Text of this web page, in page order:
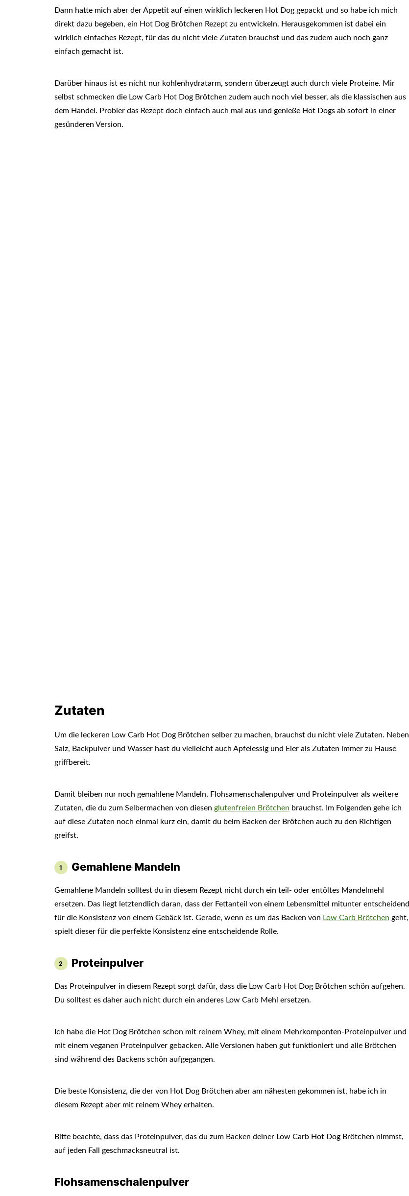
Dann hatte mich aber der Appetit auf einen wirklich leckeren Hot Dog gepackt und so habe ich mich
direkt dazu begeben, ein Hot Dog Brötchen Rezept zu entwickeln. Herausgekommen ist dabei ein
wirklich einfaches Rezept, für das du nicht viele Zutaten brauchst und das zudem auch noch ganz
einfach gemacht ist.
Darüber hinaus ist es nicht nur kohlenhydratarm, sondern überzeugt auch durch viele Proteine. Mir
selbst schmecken die Low Carb Hot Dog Brötchen zudem auch noch viel besser, als die klassischen aus
dem Handel. Probier das Rezept doch einfach auch mal aus und genieße Hot Dogs ab sofort in einer
gesünderen Version.
Zutaten
Um die leckeren Low Carb Hot Dog Brötchen selber zu machen, brauchst du nicht viele Zutaten. Neben
Salz, Backpulver und Wasser hast du vielleicht auch Apfelessig und Eier als Zutaten immer zu Hause
griffbereit.
Damit bleiben nur noch gemahlene Mandeln, Flohsamenschalenpulver und Proteinpulver als weitere
Zutaten, die du zum Selbermachen von diesen glutenfreien Brötchen brauchst. Im Folgenden gehe ich
auf diese Zutaten noch einmal kurz ein, damit du beim Backen der Brötchen auch zu den Richtigen
greifst.
Gemahlene Mandeln
Gemahlene Mandeln solltest du in diesem Rezept nicht durch ein teil- oder entöltes Mandelmehl
ersetzen. Das liegt letztendlich daran, dass der Fettanteil von einem Lebensmittel mitunter entscheidend
für die Konsistenz von einem Gebäck ist. Gerade, wenn es um das Backen von Low Carb Brötchen geht,
spielt dieser für die perfekte Konsistenz eine entscheidende Rolle.
Proteinpulver
Das Proteinpulver in diesem Rezept sorgt dafür, dass die Low Carb Hot Dog Brötchen schön aufgehen.
Du solltest es daher auch nicht durch ein anderes Low Carb Mehl ersetzen.
Ich habe die Hot Dog Brötchen schon mit reinem Whey, mit einem Mehrkomponten-Proteinpulver und
mit einem veganen Proteinpulver gebacken. Alle Versionen haben gut funktioniert und alle Brötchen
sind während des Backens schön aufgegangen.
Die beste Konsistenz, die der von Hot Dog Brötchen aber am nähesten gekommen ist, habe ich in
diesem Rezept aber mit reinem Whey erhalten.
Bitte beachte, dass das Proteinpulver, das du zum Backen deiner Low Carb Hot Dog Brötchen nimmst,
auf jeden Fall geschmacksneutral ist.
Flohsamenschalenpulver